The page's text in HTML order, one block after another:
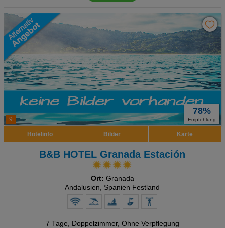
9
78%
Empfehlung
Hotelinfo Bilder Karte
B&B HOTEL Granada Estación
Ort: Granada
Andalusien, Spanien Festland
7 Tage, Doppelzimmer, Ohne Verpflegung